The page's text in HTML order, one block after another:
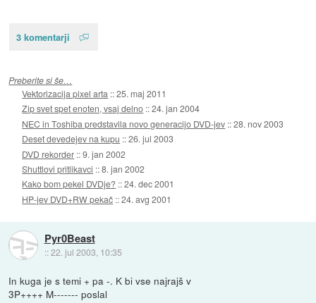
3 komentarji
Preberite si še…
Vektorizacija pixel arta ::25. maj 2011
Zip svet spet enoten, vsaj delno ::24. jan 2004
NEC in Toshiba predstavila novo generacijo DVD-jev ::28. nov 2003
Deset devedejev na kupu ::26. jul 2003
DVD rekorder ::9. jan 2002
Shuttlovi pritlikavci ::8. jan 2002
Kako bom pekel DVDje? ::24. dec 2001
HP-jev DVD+RW pekač ::24. avg 2001
Pyr0Beast
::22. jul 2003, 10:35
In kuga je s temi + pa -. K bi vse najrajš v
3P++++ M------- poslal